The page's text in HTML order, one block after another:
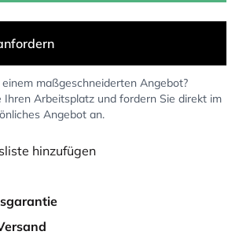
maßgeschneiderten Angebot?
Ihren Arbeitsplatz und fordern Sie direkt im
Angebot an.
hinzufügen